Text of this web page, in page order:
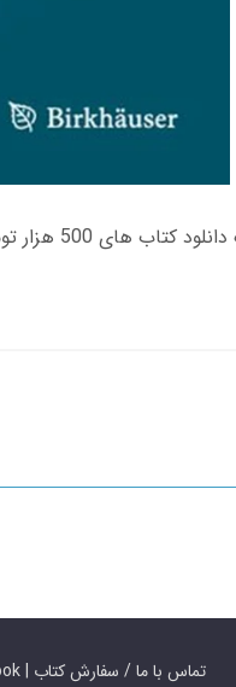
Contact Us / Order Book | تماس با ما / سفارش کتاب